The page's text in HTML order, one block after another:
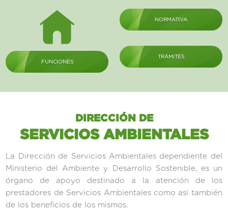
FUNCIONES
NORMATIVA
TRÁMITES
DIRECCIÓN DE
SERVICIOS AMBIENTALES
La Dirección de Servicios Ambientales dependiente del
Ministerio del Ambiente y Desarrollo Sostenible, es un
órgano de apoyo destinado a la atención de los
prestadores de Servicios Ambientales como así también
de los beneficios de los mismos.